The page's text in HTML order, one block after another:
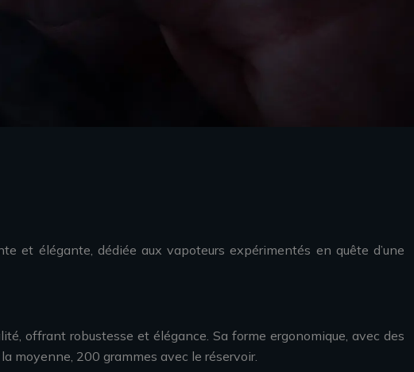
et élégante, dédiée aux vapoteurs expérimentés en quête d’une
offrant robustesse et élégance. Sa forme ergonomique, avec des
moyenne, 200 grammes avec le réservoir.